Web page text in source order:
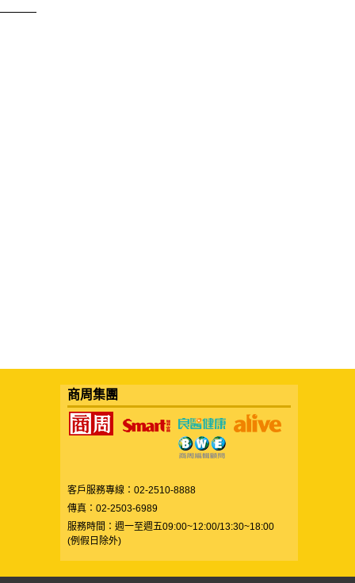
商周集團
客戶服務專線：02-2510-8888
傳真：02-2503-6989
服務時間：週一至週五09:00~12:00/13:30~18:00
(例假日除外)